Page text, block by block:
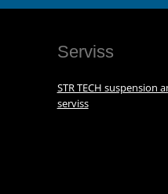
Serviss
STR TECH suspension
serviss